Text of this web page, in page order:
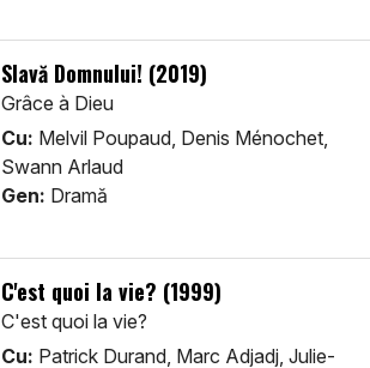
Slavă Domnului! (2019)
Grâce à Dieu
Cu: Melvil Poupaud, Denis Ménochet,
Swann Arlaud
Gen: Dramă
C'est quoi la vie? (1999)
C'est quoi la vie?
Cu: Patrick Durand, Marc Adjadj, Julie-